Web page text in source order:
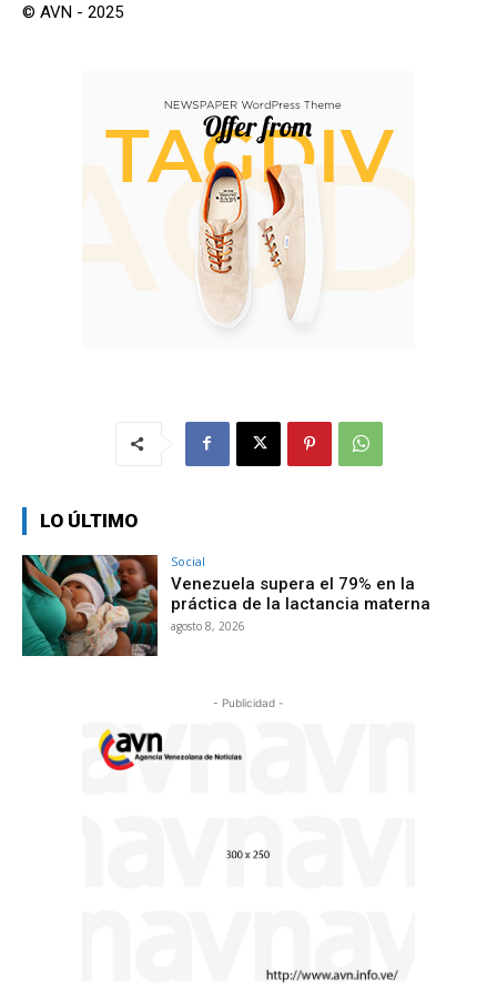
© AVN - 2025
LO ÚLTIMO
Social
Venezuela supera el 79% en la
práctica de la lactancia materna
agosto 8, 2026
- Publicidad -